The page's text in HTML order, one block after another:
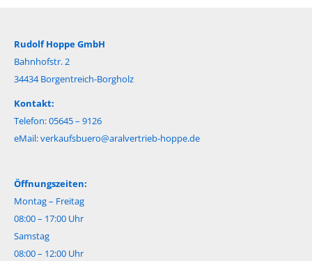
Rudolf Hoppe GmbH
Bahnhofstr. 2
34434 Borgentreich-Borgholz
Kontakt:
Telefon: 05645 – 9126
eMail:verkaufsbuero@aralvertrieb-hoppe.de
Öffnungszeiten:
Montag – Freitag
08:00 – 17:00 Uhr
Samstag
08:00 – 12:00 Uhr